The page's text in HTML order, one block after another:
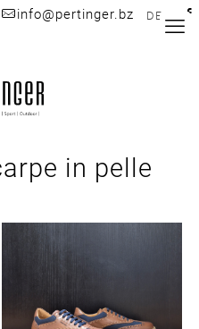
info@pertinger.bz
in pelle
DE